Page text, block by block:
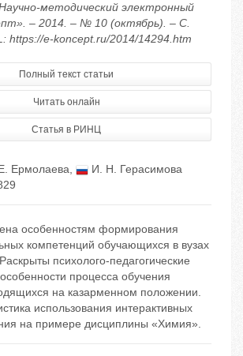
методический электронный
– 2014. – № 10 (октябрь). – С.
https://e-koncept.ru/2014/14294.htm
Полный текст статьи
Читать онлайн
Статья в РИНЦ
Ермолаева,
И. Н. Герасимова
особенностям формирования
компетенций обучающихся в вузах
психолого-педагогические
процесса обучения
на казарменном положении.
использования интерактивных
на примере дисциплины «Химия».